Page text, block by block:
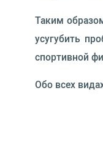
Таким
усугубить
спортивной
Обо всех